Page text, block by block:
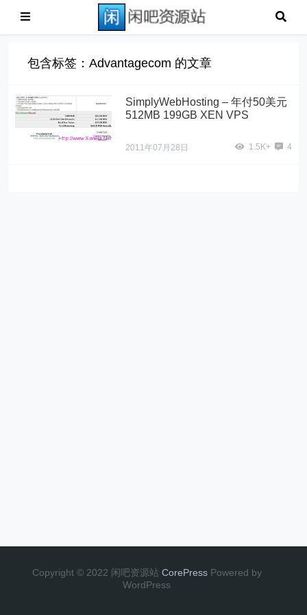
包含标签：Advantagecom 的文章
SimplyWebHosting – 年付50美元
512MB 199GB XEN VPS
2011年07月28日 1.5K+ 4
Copyright © 2022 闲吧资源站 CorePress Powered by
WordPress